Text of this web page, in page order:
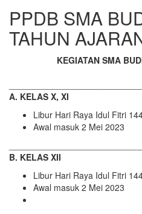
PPDB SMA
TAHUN
KEGIATAN SMA
A. KELAS X, XI
Libur Hari Raya Idul Fitri
Awal masuk 2 Mei 2023
B. KELAS XII
Libur Hari Raya Idul Fitri
Awal masuk 2 Mei 2023